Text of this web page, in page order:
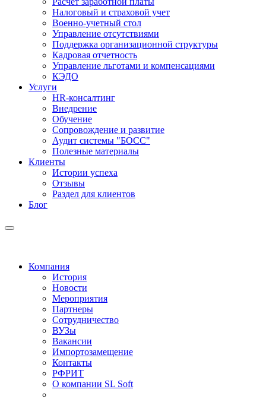
Налоговый и страховой учет
Военно-учетный стол
Управление отсутствиями
Поддержка организационной структуры
Кадровая отчетность
Управление льготами и компенсациями
КЭДО
Услуги
HR-консалтинг
Внедрение
Обучение
Сопровождение и развитие
Аудит системы "БОСС"
Полезные материалы
Клиенты
Истории успеха
Отзывы
Раздел для клиентов
Блог
Компания
История
Новости
Мероприятия
Партнеры
Сотрудничество
ВУЗы
Вакансии
Импортозамещение
Контакты
РФРИТ
О компании SL Soft